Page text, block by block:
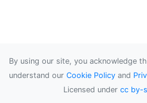
By using our site, you acknowledge
understand our Cookie Policy and
Licensed under cc by-